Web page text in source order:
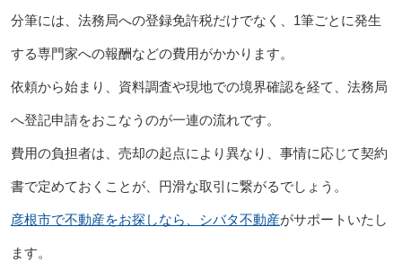
分筆には、法務局への登録免許税だけでなく、1筆ごとに発生
する専門家への報酬などの費用がかかります。
依頼から始まり、資料調査や現地での境界確認を経て、法務局
へ登記申請をおこなうのが一連の流れです。
費用の負担者は、売却の起点により異なり、事情に応じて契約
書で定めておくことが、円滑な取引に繋がるでしょう。
彦根市で不動産をお探しなら、シバタ不動産がサポートいたし
ます。